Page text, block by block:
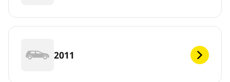
2011